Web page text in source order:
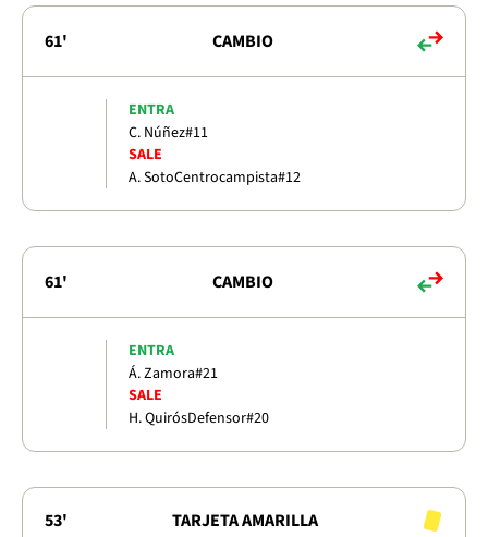
61' CAMBIO
ENTRA
C. Núñez#11
SALE
A. SotoCentrocampista#12
61' CAMBIO
ENTRA
Á. Zamora#21
SALE
H. QuirósDefensor#20
53' TARJETA AMARILLA